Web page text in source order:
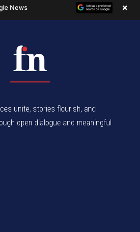
unite, stories flourish, and
open dialogue and meaningful